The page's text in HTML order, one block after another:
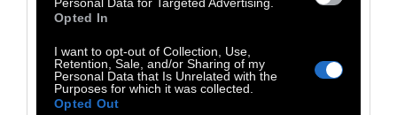
Opted In
I want to opt-out of Collection, Use,
Retention, Sale, and/or Sharing of my
Personal Data that Is Unrelated with the
Purposes for which it was collected.
Opted Out